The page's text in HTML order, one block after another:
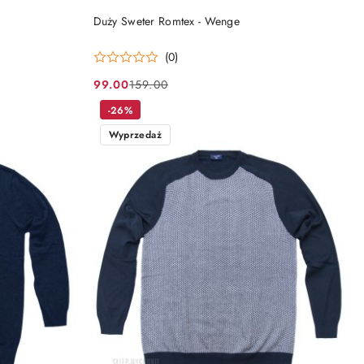
Duży Sweter Romtex - Wenge
(0)
Cena
promocyjna:
99.00
Cena
przed
promocją:
159.00
DO KOSZYKA
-26%
Wyprzedaż